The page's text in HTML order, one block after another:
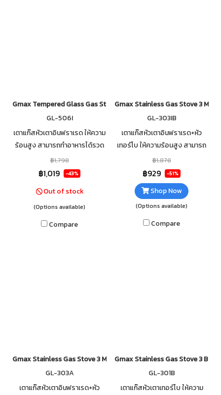
Gmax Tempered Glass Gas Stove 1 Burner Infrared GL-506I-501
GL-506I
เตาแก๊สหัวเตาอินฟราเรด ให้ความ
ร้อนสูง สามารถทำอาหารได้รวด
เร็วช กระจกนิรภัยหนา 7mm เสริม
ฟอยกันความร้อนใต้กระจก
฿1,798
฿1,019 -43%
Out of stock
(Options available)
Compare
Gmax Stainless Gas Stove 3 Mix
GL-303IB
เตาแก๊สหัวเตาอินฟราเรด+หัว
เทอร์โบ ให้ความร้อนสูง สามารถ
ทำอาหารได้รวดเร็ว วัสดุตัวเตาส
แตนเลส แข็งแรง ทนทาน ไม่เป็น
สนิม ทำความสะอาดง่าย
฿1,878
฿929 -51%
Shop Now
(Options available)
Compare
Gmax Stainless Gas Stove 3 Mix Burner GL-303A
GL-303A
เตาแก๊สหัวเตาอินฟราเรด+หัว
Gmax Stainless Gas Stove 3
GL-301B
เตาแก๊สหัวเตาเทอร์โบ ให้ความ